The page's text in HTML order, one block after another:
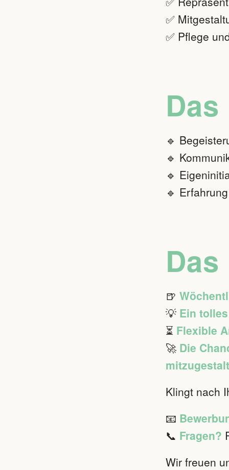
✅
✅ Pflege
🔹
🔹
🔹
🔹
🍺
💡 Ein
⏳ Flexible
🚀 Die
Klingt nach
📧
📞 Fragen?
Wir freuen